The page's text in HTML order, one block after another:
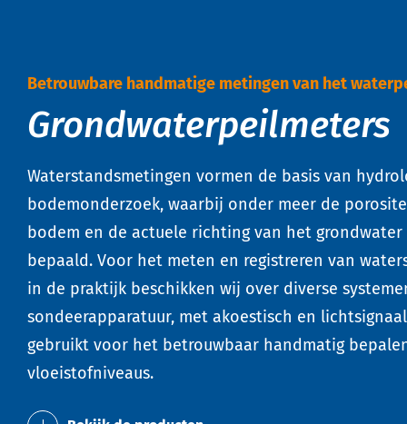
Betrouwbare handmatige metingen van het
Grondwaterpeilmeters
Waterstandsmetingen vormen de basis van
bodemonderzoek, waarbij onder meer de
bodem en de actuele richting van het grondwater
bepaald. Voor het meten en registreren van
in de praktijk beschikken wij over diverse
sondeerapparatuur, met akoestisch en
gebruikt voor het betrouwbaar handmatig
vloeistofniveaus.